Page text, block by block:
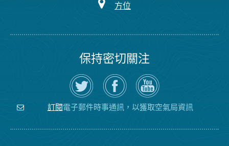
方位
保持密切關注
在
Twitter
上
關
注
空
瀏
覽
氣
局
的
空
氣
局
YouTube
頻
道
訂閱電子郵件時事通訊，以獲取空氣局資訊